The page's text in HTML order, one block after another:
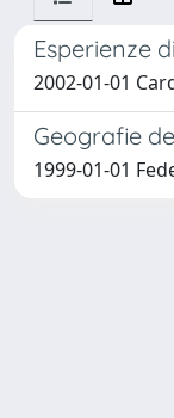
Esperienze
2002-01-01
Geografie
1999-01-01